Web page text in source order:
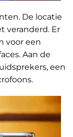
De locatie
veranderd. Er
voor een
Aan de
een